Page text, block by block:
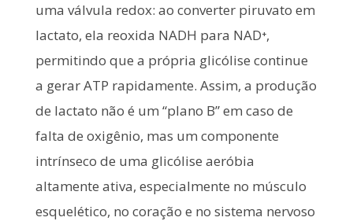
uma válvula redox: ao converter piruvato em
lactato, ela reoxida NADH para NAD⁺,
permitindo que a própria glicólise continue
a gerar ATP rapidamente. Assim, a produção
de lactato não é um “plano B” em caso de
falta de oxigênio, mas um componente
intrínseco de uma glicólise aeróbia
altamente ativa, especialmente no músculo
esquelético, no coração e no sistema nervoso